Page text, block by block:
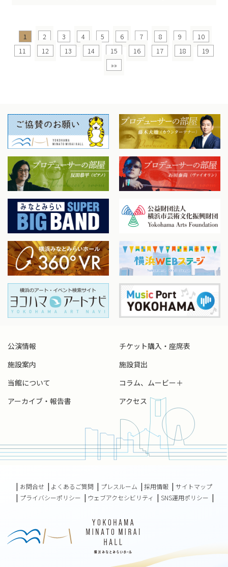
1 2 3 4 5 6 7 8 9
10
11
12 13 14 15 16 17 18
19
»»
公演情報
チケット購入・座席表
施設案内
施設貸出
当館について
コラム、ムービー＋
アーカイブ・報告書
アクセス
お問合せ よくあるご質問 プレスルーム 採用情報
サイトマップ
プライバシーポリシー
ウェブアクセシビリティ SNS運用ポリシー